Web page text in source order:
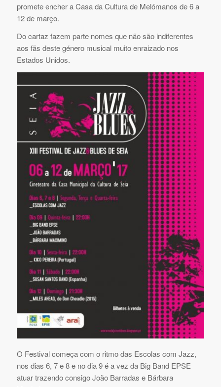
promete encher a Casa da Cultura de Melómanos de 6 a
12 de março.
Do cartaz fazem parte nomes que não são indiferentes
aos fãs deste género musical muito enraizado nos
Estados Unidos.
O Festival começa com o ritmo das Escolas com Jazz,
nos dias 6, 7 e 8 e no dia 9 é a vez da Big Band EPSE
atuar trazendo consigo João Barradas e Bárbara